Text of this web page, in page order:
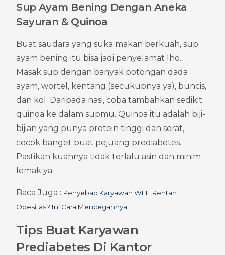
Sup Ayam Bening Dengan Aneka
Sayuran & Quinoa
Buat saudara yang suka makan berkuah, sup
ayam bening itu bisa jadi penyelamat lho.
Masak sup dengan banyak potongan dada
ayam, wortel, kentang (secukupnya ya), buncis,
dan kol. Daripada nasi, coba tambahkan sedikit
quinoa ke dalam supmu. Quinoa itu adalah biji-
bijian yang punya protein tinggi dan serat,
cocok banget buat pejuang prediabetes.
Pastikan kuahnya tidak terlalu asin dan minim
lemak ya.
Baca Juga : Penyebab Karyawan WFH Rentan
Obesitas? Ini Cara Mencegahnya
Tips Buat Karyawan
Prediabetes Di Kantor